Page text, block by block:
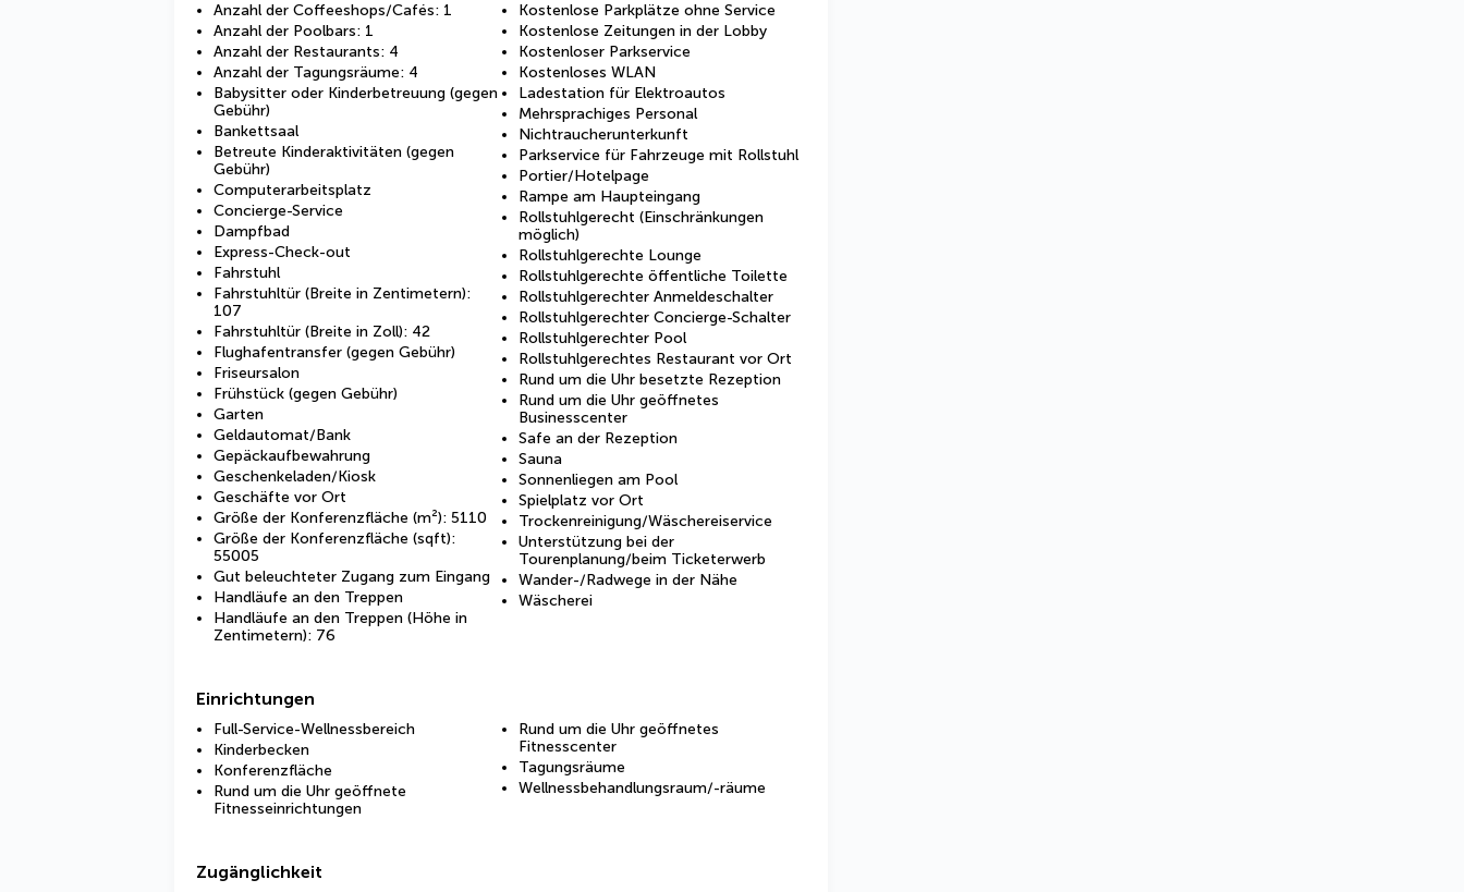
Anzahl der Coffeeshops/Cafés: 1
Anzahl der Poolbars: 1
Anzahl der Restaurants: 4
Anzahl der Tagungsräume: 4
Babysitter oder Kinderbetreuung (gegen
Gebühr)
Bankettsaal
Betreute Kinderaktivitäten (gegen
Gebühr)
Computerarbeitsplatz
Concierge-Service
Dampfbad
Express-Check-out
Fahrstuhl
Fahrstuhltür (Breite in Zentimetern):
107
Fahrstuhltür (Breite in Zoll): 42
Flughafentransfer (gegen Gebühr)
Friseursalon
Frühstück (gegen Gebühr)
Garten
Geldautomat/Bank
Gepäckaufbewahrung
Geschenkeladen/Kiosk
Geschäfte vor Ort
Größe der Konferenzfläche (m²): 5110
Größe der Konferenzfläche (sqft):
55005
Gut beleuchteter Zugang zum Eingang
Handläufe an den Treppen
Handläufe an den Treppen (Höhe in
Zentimetern): 76
Kostenlose Parkplätze ohne Service
Kostenlose Zeitungen in der Lobby
Kostenloser Parkservice
Kostenloses WLAN
Ladestation für Elektroautos
Mehrsprachiges Personal
Nichtraucherunterkunft
Parkservice für Fahrzeuge mit Rollstuhl
Portier/Hotelpage
Rampe am Haupteingang
Rollstuhlgerecht (Einschränkungen
möglich)
Rollstuhlgerechte Lounge
Rollstuhlgerechte öffentliche Toilette
Rollstuhlgerechter Anmeldeschalter
Rollstuhlgerechter Concierge-Schalter
Rollstuhlgerechter Pool
Rollstuhlgerechtes Restaurant vor Ort
Rund um die Uhr besetzte Rezeption
Rund um die Uhr geöffnetes
Businesscenter
Safe an der Rezeption
Sauna
Sonnenliegen am Pool
Spielplatz vor Ort
Trockenreinigung/Wäschereiservice
Unterstützung bei der
Tourenplanung/beim Ticketerwerb
Wander-/Radwege in der Nähe
Wäscherei
Einrichtungen
Full-Service-Wellnessbereich
Kinderbecken
Konferenzfläche
Rund um die Uhr geöffnete
Fitnesseinrichtungen
Rund um die Uhr geöffnetes
Fitnesscenter
Tagungsräume
Wellnessbehandlungsraum/-räume
Zugänglichkeit